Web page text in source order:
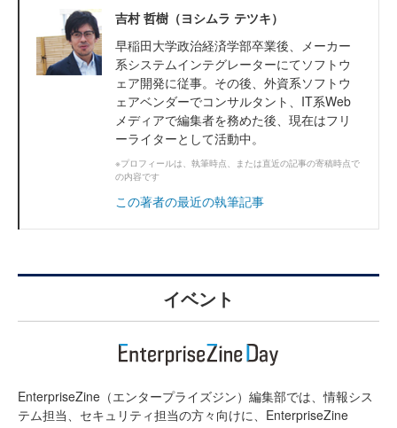
吉村 哲樹（ヨシムラ テツキ）
早稲田大学政治経済学部卒業後、メーカー
系システムインテグレーターにてソフトウ
ェア開発に従事。その後、外資系ソフトウ
ェアベンダーでコンサルタント、IT系Web
メディアで編集者を務めた後、現在はフリ
ーライターとして活動中。
※プロフィールは、執筆時点、または直近の記事の寄稿時点で
の内容です
この著者の最近の執筆記事
イベント
EnterpriseZine（エンタープライズジン）編集部では、情報シス
テム担当、セキュリティ担当の方々向けに、EnterpriseZine